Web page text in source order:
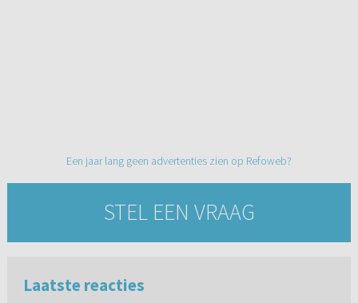
Een jaar lang geen advertenties zien op Refoweb?
STEL EEN VRAAG
Laatste reacties